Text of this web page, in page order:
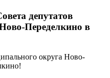
депутатов
Переделкино в
округа Ново-